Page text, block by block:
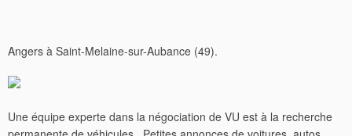
Angers à Saint-Melaine-sur-Aubance (49).
Une équipe experte dans la négociation de VU est à la recherche